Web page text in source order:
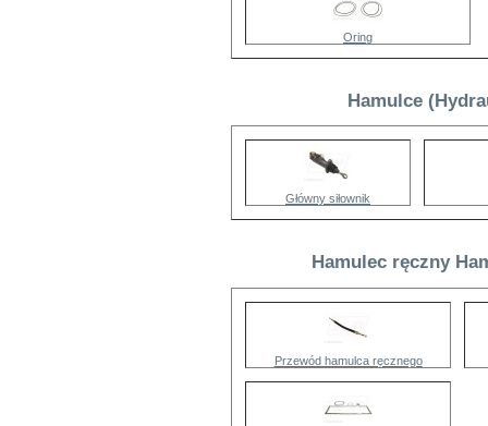
Oring
Hamulce
Główny siłownik
Hamulec ręczny
Przewód hamulca ręcznego